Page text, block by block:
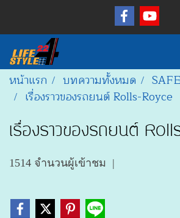
หน้าแรก บทความทั้งหมด
เรื่องราวของรถยนต์ Rolls-Royce
เรื่องราวของรถยนต์
1514 จำนวนผู้เข้าชม |